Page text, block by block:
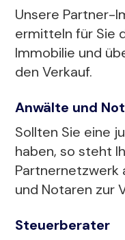
Unsere Partner-
ermitteln für Sie
Immobilie und
den Verkauf.
Anwälte und
Sollten Sie eine
haben, so steht
Partnernetzwerk
und Notaren zur
Steuerberater